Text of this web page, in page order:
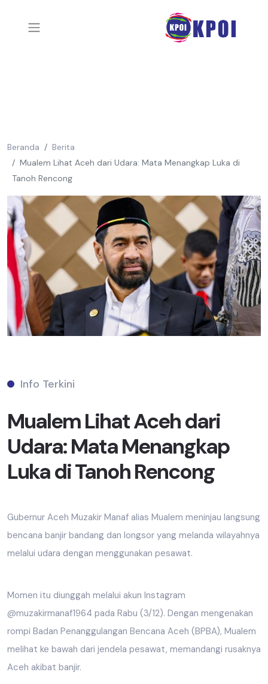
Beranda
Berita
Mualem Lihat Aceh dari Udara: Mata Menangkap Luka di
Tanoh Rencong
Info Terkini
Mualem Lihat Aceh dari
Udara: Mata Menangkap
Luka di Tanoh Rencong
Gubernur Aceh Muzakir Manaf alias Mualem meninjau langsung
bencana banjir bandang dan longsor yang melanda wilayahnya
melalui udara dengan menggunakan pesawat.
Momen itu diunggah melalui akun Instagram
@muzakirmanaf1964 pada Rabu (3/12). Dengan mengenakan
rompi Badan Penanggulangan Bencana Aceh (BPBA), Mualem
melihat ke bawah dari jendela pesawat, memandangi rusaknya
Aceh akibat banjir.